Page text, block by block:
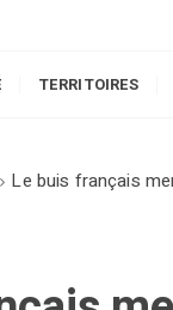
TERRITOIRES
Le buis français